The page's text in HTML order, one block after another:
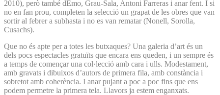
2010), però també dEmo, Grau-Sala, Antoni Farreras i anar fent. I si
no en fan prou, completen la selecció un grapat de les obres que van
sortir al febrer a subhasta i no es van rematar (Nonell, Sorolla,
Cusachs).
Que no és apte per a totes les butxaques? Una galeria d’art és un
dels pocs espectacles gratuïts que encara ens queden, i un sempre és
a temps de començar una col·lecció amb cara i ulls. Modestament,
amb gravats i dibuixos d’autors de primera fila, amb constància i
sobretot amb coherència. I anar pujant a poc a poc fins que ens
podem permetre la primera tela. Llavors ja estem enganxats.